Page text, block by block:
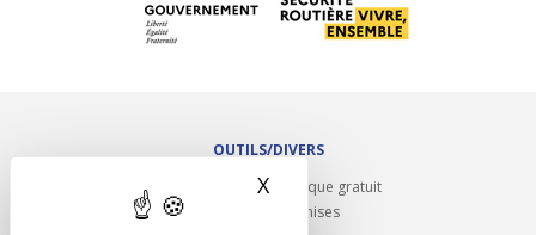
X Masquer le bandeau des
OUTILS/DIVERS
Rappel contrôle technique gratuit
Partenariats/Remises